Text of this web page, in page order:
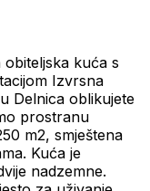
obiteljska kuća s
Izvrsna
Delnica oblikujete
prostranu
m2, smještena
Kuća je
nadzemne.